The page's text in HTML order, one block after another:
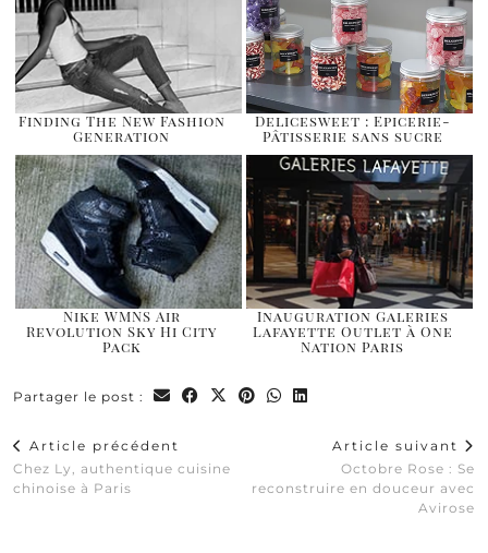
Finding The New Fashion
Generation
Delicesweet : Epicerie-
Pâtisserie sans sucre
Nike WMNS Air
Revolution Sky Hi City
Pack
Inauguration Galeries
Lafayette Outlet à One
Nation Paris
Partager le post :
Article précédent
Chez Ly, authentique cuisine
chinoise à Paris
Article suivant
Octobre Rose : Se
reconstruire en douceur avec
Avirose